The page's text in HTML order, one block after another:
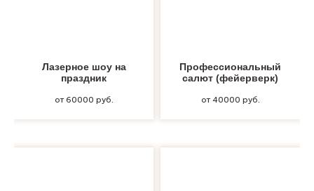
Лазерное шоу на
праздник
от 60000 руб.
Профессиональный
салют (фейерверк)
от 40000 руб.